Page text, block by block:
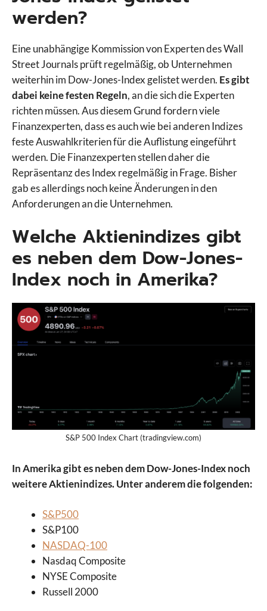
werden?
Eine unabhängige Kommission von Experten des Wall
Street Journals prüft regelmäßig, ob Unternehmen
weiterhin im Dow-Jones-Index gelistet werden. Es gibt
dabei keine festen Regeln, an die sich die Experten
richten müssen. Aus diesem Grund fordern viele
Finanzexperten, dass es auch wie bei anderen Indizes
feste Auswahlkriterien für die Auflistung eingeführt
werden. Die Finanzexperten stellen daher die
Repräsentanz des Index regelmäßig in Frage. Bisher
gab es allerdings noch keine Änderungen in den
Anforderungen an die Unternehmen.
Welche Aktienindizes gibt
es neben dem Dow-Jones-
Index noch in Amerika?
S&P 500 Index Chart (tradingview.com)
In Amerika gibt es neben dem Dow-Jones-Index noch
weitere Aktienindizes. Unter anderem die folgenden:
S&P500
S&P100
NASDAQ-100
Nasdaq Composite
NYSE Composite
Russell 2000